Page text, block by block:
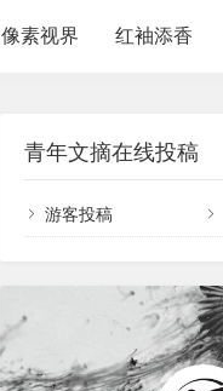
像素视界 红袖添香
青年文摘在线投稿
游客投稿